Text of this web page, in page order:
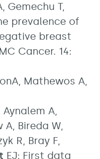
Gemechu T,
prevalence of
breast
Cancer. 14:
Mathewos A,
A,
A, Bireda W,
R, Bray F,
EJ: First data